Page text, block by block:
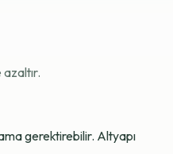
gerektirebilir. Altyapı